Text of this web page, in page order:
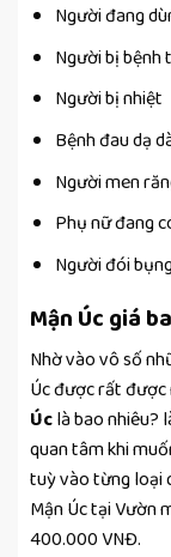
Người đang
Người bị bệnh
Người bị nhiệt
Bệnh đau dạ
Người men
Phụ nữ đang
Người đói
Mận Úc giá
Nhờ vào vô số
Úc được rất được
Úclà bao nhiêu?
quan tâm khi
tuỳ vào từng loại
Mận Úc tại Vườn
400.000 VNĐ.